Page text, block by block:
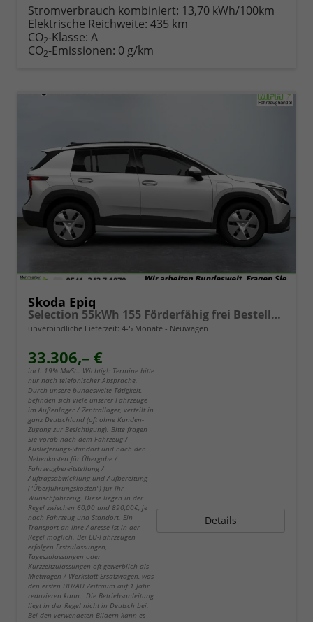
Stromverbrauch kombiniert: 13,70 kWh/100km
Elektrische Reichweite: 435 km
CO2-Klasse: A
CO2-Emissionen: 0 g/km
Skoda Epiq
Selection 55kWh 155 Förderfähig frei Bestellbar 5 Jahre Garantie
unverbindliche Lieferzeit: 4-5 Monate Neuwagen
33.306,– €
incl. 19% MwSt.. Wichtig!: Termine bitte
nur nach telefonischer Absprache.
Durch unsere bundesweite Tätigkeit,
befinden sich viele unserer Fahrzeuge
im Außenlager / Zentrallager, verteilt in
ganz Deutschland (oft ohne Kunden-
Zugang zur Besichtigung). Bitte fragen
Sie vorab nach dem Fahrzeug /
Auslieferungs-Standort und nach den
Nebenkosten für Übergabe /
Fahrzeugbereitstellung /
Auftragsabwicklung und Aufbereitung
("Überführungskosten") für Ihr
Wunschfahrzeug. Diese liegen in der
Regel zwischen 60,00 und 890,00€, je
nach Fahrzeug und Standort. Ein
Transport an Ihre Adresse ist in der
Regel möglich. Bei EU-Fahrzeugen
erfolgen Erstzulassungen,
Tageszulassungen oder
Kurzzeitzulassungen oft gewerblich als
Mietwagen / Werkstatt Ersatzwagen, was
den ersten HU/AU Zeitraum auf 1 Jahr
reduzieren kann. Die Betriebsanleitung
liegt in der Regel nicht in Deutsch bei.
Bei den verwendeten Bildern kann es
Details